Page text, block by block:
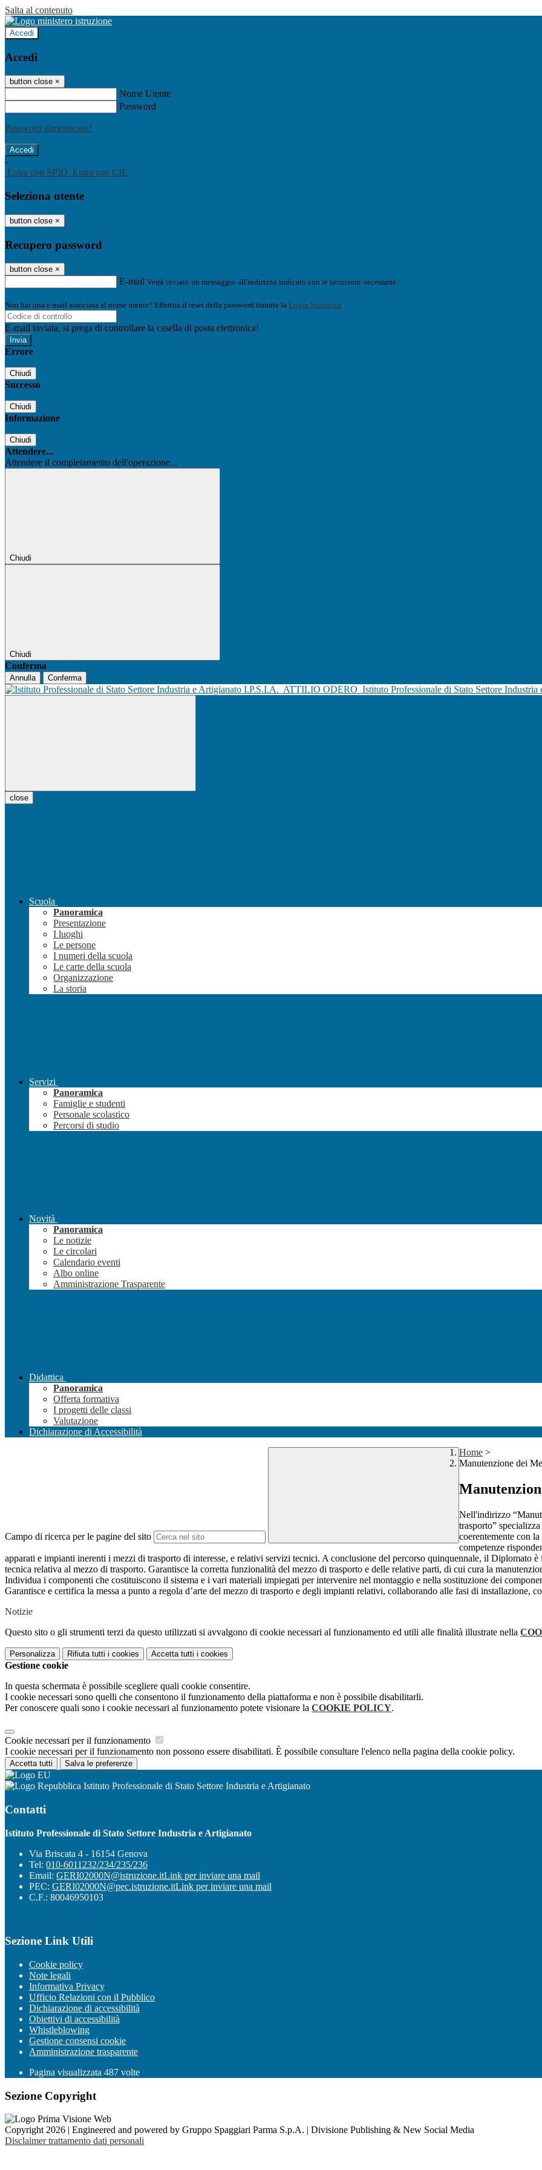
Salta al contenuto
Accedi
Accedi
button close ×
Nome Utente
Password
Password dimenticata?
-
Entra con SPID Entra con CIE
Seleziona utente
button close ×
Recupero password
button close ×
E-mail Verrà inviato un messaggio all'indirizzo indicato con le istruzioni necessarie.
Non hai una e-mail associata al nome utente? Effettua il reset della password tramite la Login Spaggiari
E-mail inviata, si prega di controllare la casella di posta elettronica!
Errore
Chiudi
Successo
Chiudi
Informazione
Chiudi
Attendere...
Attendere il completamento dell'operazione...
Chiudi
Chiudi
Conferma
Annulla Conferma
I.P.S.I.A. ATTILIO ODERO Istituto Professionale di Stato Settore Industria
close
Scuola
Panoramica
Presentazione
I luoghi
Le persone
I numeri della scuola
Le carte della scuola
Organizzazione
La storia
Servizi
Panoramica
Famiglie e studenti
Personale scolastico
Percorsi di studio
Novità
Panoramica
Le notizie
Le circolari
Calendario eventi
Albo online
Amministrazione Trasparente
Didattica
Panoramica
Offerta formativa
I progetti delle classi
Valutazione
Dichiarazione di Accessibilità
Campo di ricerca per le pagine del sito
Home >
Manutenzione dei
Nell'indirizzo
trasporto”
coerentemente con
competenze
apparati e impianti inerenti i mezzi di trasporto di interesse, e relativi servizi tecnici. A conclusione del percorso quinquennale, il Diplomato
tecnica relativa al mezzo di trasporto. Garantisce la corretta funzionalità del mezzo di trasporto e delle relative parti, di cui cura la
Individua i componenti che costituiscono il sistema e i vari materiali impiegati per intervenire nel montaggio e nella sostituzione dei
Garantisce e certifica la messa a punto a regola d’arte del mezzo di trasporto e degli impianti relativi, collaborando alle fasi di installazione,
Notizie
Questo sito o gli strumenti terzi da questo utilizzati si avvalgono di cookie necessari al funzionamento ed utili alle finalità illustrate nella
Personalizza Rifiuta tutti i cookies Accetta tutti i cookies
Gestione cookie
In questa schermata è possibile scegliere quali cookie consentire.
I cookie necessari sono quelli che consentono il funzionamento della piattaforma e non è possibile disabilitarli.
Per conoscere quali sono i cookie necessari al funzionamento potete visionare la COOKIE POLICY.
Cookie necessari per il funzionamento
I cookie necessari per il funzionamento non possono essere disabilitati. È possibile consultare l'elenco nella pagina della cookie policy.
Accetta tutti Salva le preferenze
Istituto Professionale di Stato Settore Industria e Artigianato
Contatti
Istituto Professionale di Stato Settore Industria e Artigianato
Via Briscata 4 - 16154 Genova
Tel: 010-6011232/234/235/236
Email: GERI02000N@istruzione.itLink per inviare una mail
PEC: GERI02000N@pec.istruzione.itLink per inviare una mail
C.F.: 80046950103
Sezione Link Utili
Cookie policy
Note legali
Informativa Privacy
Ufficio Relazioni con il Pubblico
Dichiarazione di accessibilità
Obiettivi di accessibilità
Whistleblowing
Gestione consensi cookie
Amministrazione trasparente
Pagina visualizzata 487 volte
Sezione Copyright
Copyright 2026 | Engineered and powered by Gruppo Spaggiari Parma S.p.A. | Divisione Publishing & New Social Media
Disclaimer trattamento dati personali